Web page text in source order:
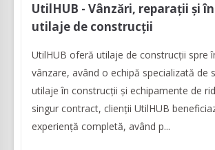
UtilHUB - Vânzări, reparaţii şi
utilaje de construcţii
UtilHUB oferă utilaje de construcţii spre
vânzare, având o echipă specializată de
utilaje în construcţii şi echipamente de
singur contract, clienţii UtilHUB
experienţă completă, având p...